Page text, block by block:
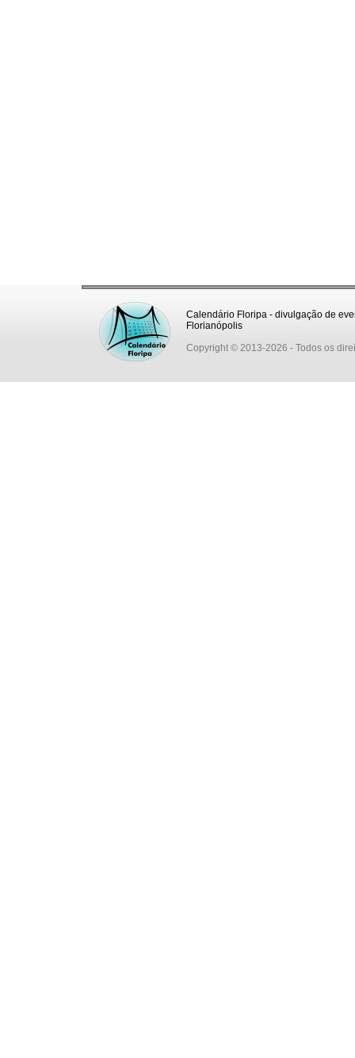
Calendário Floripa - divulgação de
Florianópolis
Copyright © 2013-2026 - Todos os